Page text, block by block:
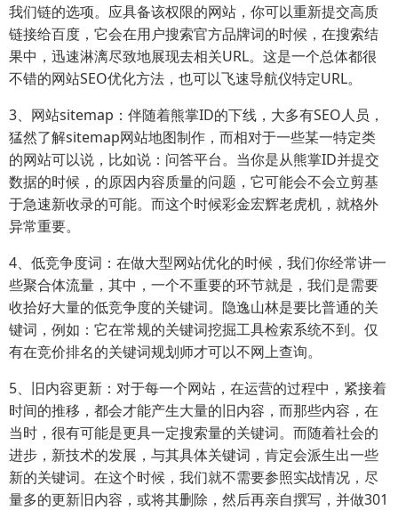
我们链的选项。应具备该权限的网站，你可以重新提交高质
链接给百度，它会在用户搜索官方品牌词的时候，在搜索结
果中，迅速淋漓尽致地展现去相关URL。这是一个总体都很
不错的网站SEO优化方法，也可以飞速导航仪特定URL。
3、网站sitemap：伴随着熊掌ID的下线，大多有SEO人员，
猛然了解sitemap网站地图制作，而相对于一些某一特定类
的网站可以说，比如说：问答平台。当你是从熊掌ID并提交
数据的时候，的原因内容质量的问题，它可能会不会立剪基
于急速新收录的可能。而这个时候彩金宏辉老虎机，就格外
异常重要。
4、低竞争度词：在做大型网站优化的时候，我们你经常讲一
些聚合体流量，其中，一个不重要的环节就是，我们是需要
收拾好大量的低竞争度的关键词。隐逸山林是要比普通的关
键词，例如：它在常规的关键词挖掘工具检索系统不到。仅
有在竞价排名的关键词规划师才可以不网上查询。
5、旧内容更新：对于每一个网站，在运营的过程中，紧接着
时间的推移，都会才能产生大量的旧内容，而那些内容，在
当时，很有可能是更具一定搜索量的关键词。而随着社会的
进步，新技术的发展，与其具体关键词，肯定会派生出一些
新的关键词。在这个时候，我们就不需要参照实战情况，尽
量多的更新旧内容，或将其删除，然后再亲自撰写，并做301